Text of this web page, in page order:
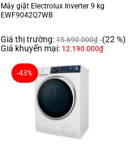
Máy giặt Electrolux Inverter 9 kg
EWF9042Q7WB
Giá thị trường: 15.690.000₫ (22 %)
Giá khuyến mại: 12.190.000₫
-43%